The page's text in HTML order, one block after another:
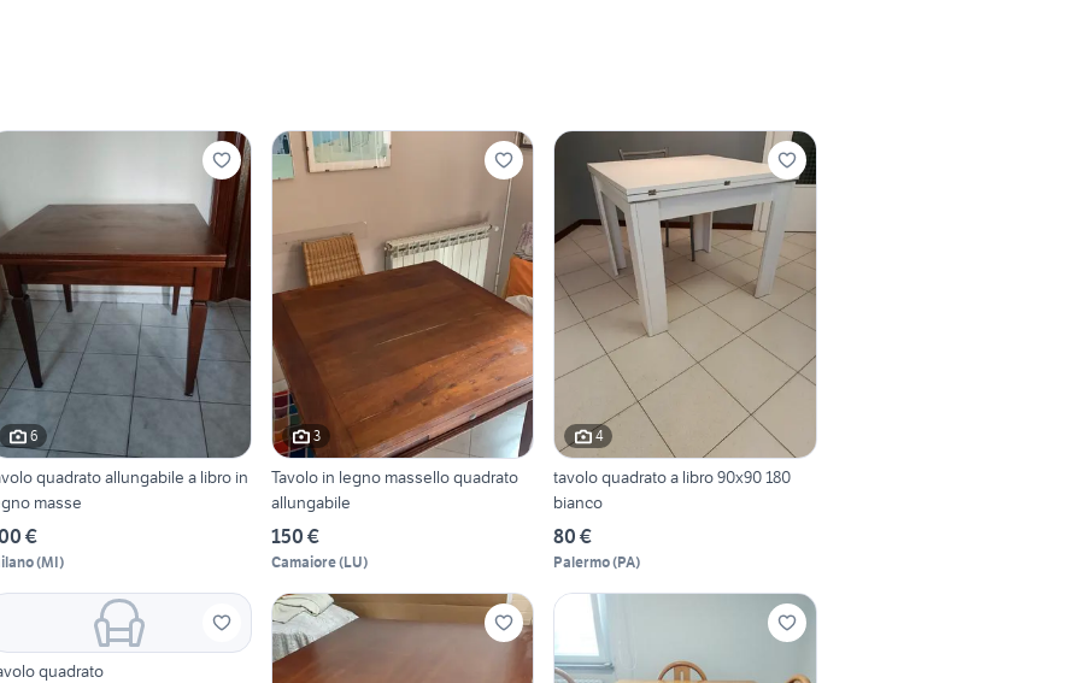
6
quadrato allungabile a libro in
masse
€
(MI)
3
Tavolo in legno massello quadrato
allungabile
150 €
Camaiore(LU)
4
tavolo quadrato a libro 90x90 180
bianco
80 €
Palermo(PA)
quadrato